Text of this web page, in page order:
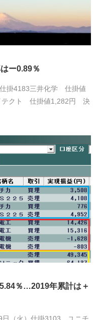
ー0.89％
仕掛4183三井化学 仕掛値
テクト 仕掛値1,282円 決
％…2019年累計は＋